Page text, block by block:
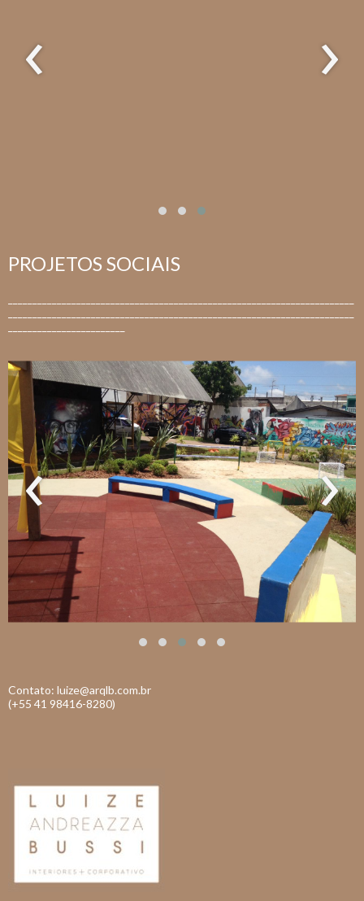
‹ ›
PROJETOS SOCIAIS
‹ ›
Contato: luize@arqlb.com.br
(+55 41 98416-8280)